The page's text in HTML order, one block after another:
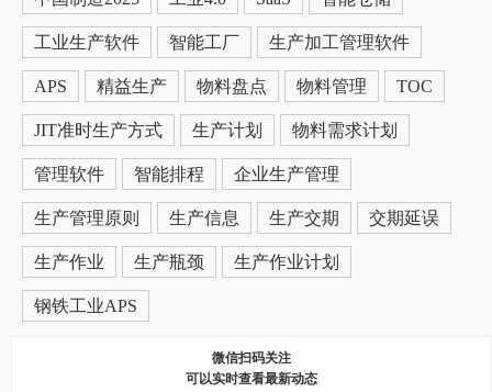
工业生产软件 智能工厂 生产加工管理软件
APS 精益生产 物料盘点 物料管理 TOC
JIT准时生产方式 生产计划 物料需求计划
管理软件 智能排程 企业生产管理
生产管理原则 生产信息 生产交期 交期延误
生产作业 生产瓶颈 生产作业计划
钢铁工业APS
微信扫码关注
可以实时查看最新动态